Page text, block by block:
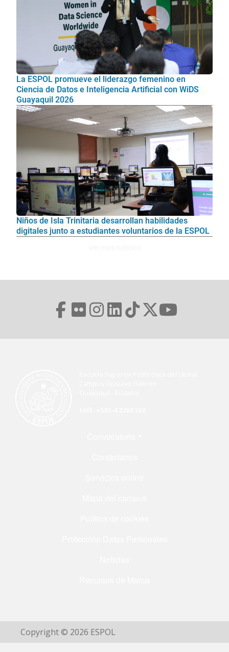
La ESPOL promueve el liderazgo femenino en
Ciencia de Datos e Inteligencia Artificial con WiDS
Guayaquil 2026
Niños de Isla Trinitaria desarrollan habilidades
digitales junto a estudiantes voluntarios de la ESPOL
Copyright © 2026 ESPOL